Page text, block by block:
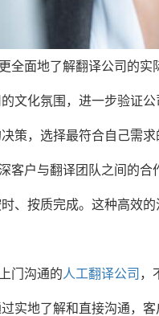
全面地了解翻译公司的
文化氛围，进一步验证
策，选择最符合自己需求
客户与翻译团队之间的
、按质完成。这种高效
门沟通的人工翻译公司 ，
实地了解和直接沟通，